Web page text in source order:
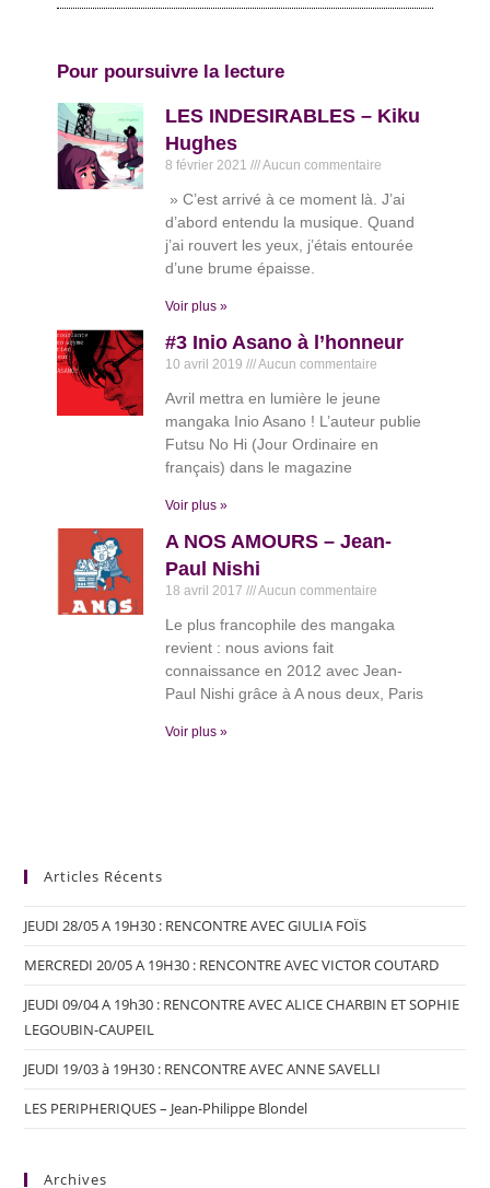
Pour poursuivre la lecture
LES INDESIRABLES – Kiku
Hughes
8 février 2021 Aucun commentaire
» C’est arrivé à ce moment là. J’ai
d’abord entendu la musique. Quand
j’ai rouvert les yeux, j’étais entourée
d’une brume épaisse.
Voir plus »
#3 Inio Asano à l’honneur
10 avril 2019 Aucun commentaire
Avril mettra en lumière le jeune
mangaka Inio Asano ! L’auteur publie
Futsu No Hi (Jour Ordinaire en
français) dans le magazine
Voir plus »
A NOS AMOURS – Jean-
Paul Nishi
18 avril 2017 Aucun commentaire
Le plus francophile des mangaka
revient : nous avions fait
connaissance en 2012 avec Jean-
Paul Nishi grâce à A nous deux, Paris
Voir plus »
Articles Récents
JEUDI 28/05 A 19H30 : RENCONTRE AVEC GIULIA FOÏS
MERCREDI 20/05 A 19H30 : RENCONTRE AVEC VICTOR COUTARD
JEUDI 09/04 A 19h30 : RENCONTRE AVEC ALICE CHARBIN ET SOPHIE
LEGOUBIN-CAUPEIL
JEUDI 19/03 à 19H30 : RENCONTRE AVEC ANNE SAVELLI
LES PERIPHERIQUES – Jean-Philippe Blondel
Archives